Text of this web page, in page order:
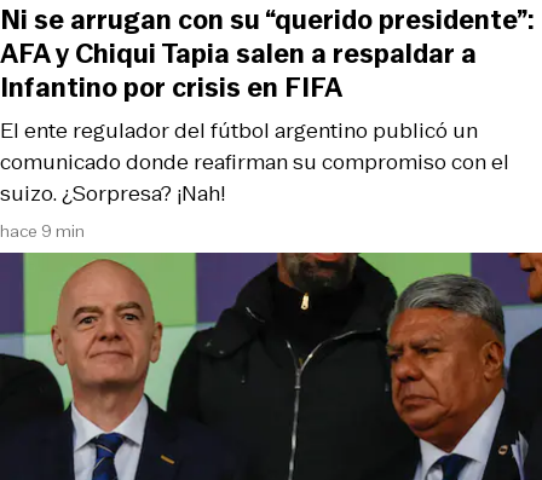
hace 9 min
El ente regulador del fútbol argentino publicó un
comunicado donde reafirman su compromiso con el
suizo. ¿Sorpresa? ¡Nah!
Ni se arrugan con su “querido presidente”:
AFA y Chiqui Tapia salen a respaldar a
Infantino por crisis en FIFA